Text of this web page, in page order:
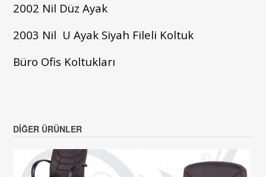
2002 Nil Düz Ayak
2003 Nil U Ayak Siyah Fileli Koltuk
Büro Ofis Koltukları
DIĞER ÜRÜNLER